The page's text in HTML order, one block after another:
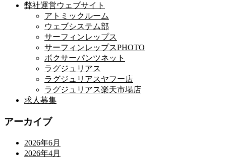
弊社運営ウェブサイト
アトミックルーム
ウェブシステム部
サーフィンレップス
サーフィンレップスPHOTO
ボクサーパンツネット
ラグジュリアス
ラグジュリアスヤフー店
ラグジュリアス楽天市場店
求人募集
アーカイブ
2026年6月
2026年4月